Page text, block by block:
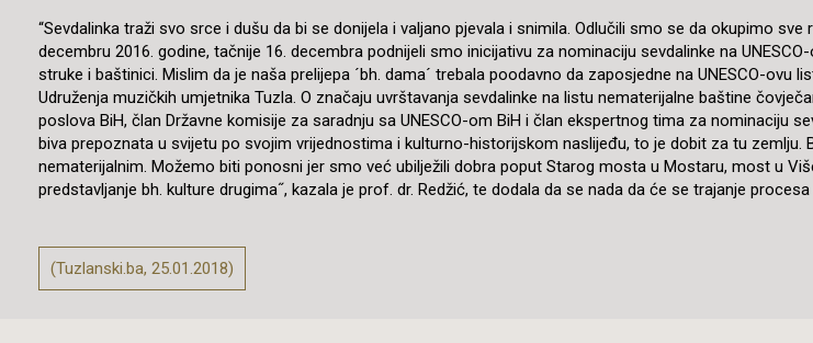
“Sevdalinka traži svo srce i dušu da bi se donijela i valjano pjevala i snimila. Odlučili smo se da okupimo
decembru 2016. godine, tačnije 16. decembra podnijeli smo inicijativu za nominaciju sevdalinke na
struke i baštinici. Mislim da je naša prelijepa ´bh. dama´ trebala poodavno da zaposjedne na UNESCO-ovu
Udruženja muzičkih umjetnika Tuzla. O značaju uvrštavanja sevdalinke na listu nematerijalne baštine
poslova BiH, član Državne komisije za saradnju sa UNESCO-om BiH i član ekspertnog tima za nominaciju
biva prepoznata u svijetu po svojim vrijednostima i kulturno-historijskom naslijeđu, to je dobit za tu
nematerijalnim. Možemo biti ponosni jer smo već ubilježili dobra poput Starog mosta u Mostaru, most u
predstavljanje bh. kulture drugima˝, kazala je prof. dr. Redžić, te dodala da se nada da će se trajanje
(Tuzlanski.ba, 25.01.2018)